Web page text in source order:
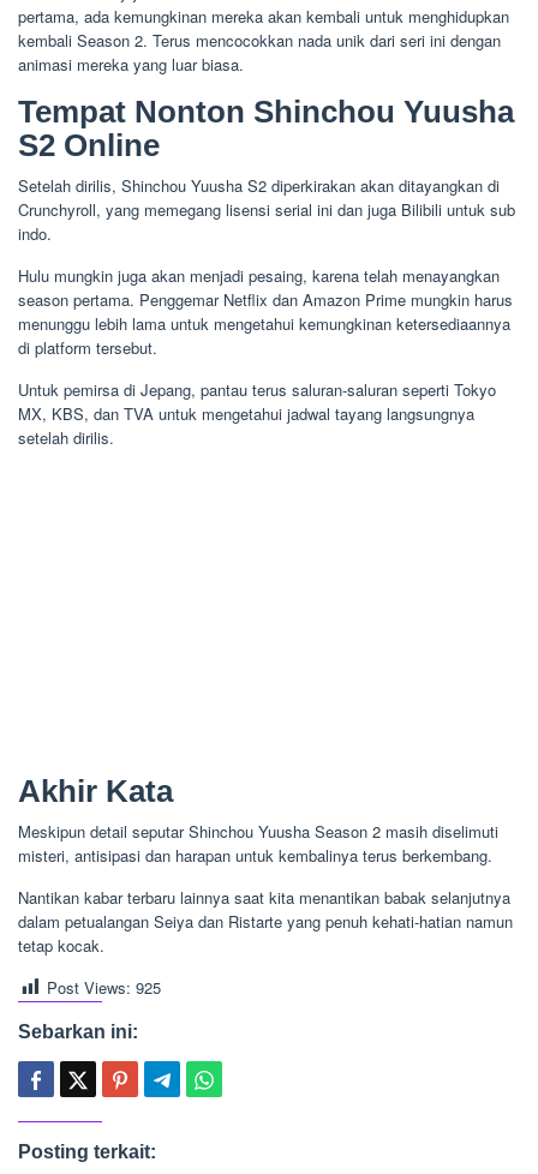
pertama, ada kemungkinan mereka akan kembali untuk menghidupkan
kembali Season 2. Terus mencocokkan nada unik dari seri ini dengan
animasi mereka yang luar biasa.
Tempat Nonton Shinchou Yuusha
S2 Online
Setelah dirilis, Shinchou Yuusha S2 diperkirakan akan ditayangkan di
Crunchyroll, yang memegang lisensi serial ini dan juga Bilibili untuk sub
indo.
Hulu mungkin juga akan menjadi pesaing, karena telah menayangkan
season pertama. Penggemar Netflix dan Amazon Prime mungkin harus
menunggu lebih lama untuk mengetahui kemungkinan ketersediaannya
di platform tersebut.
Untuk pemirsa di Jepang, pantau terus saluran-saluran seperti Tokyo
MX, KBS, dan TVA untuk mengetahui jadwal tayang langsungnya
setelah dirilis.
Akhir Kata
Meskipun detail seputar Shinchou Yuusha Season 2 masih diselimuti
misteri, antisipasi dan harapan untuk kembalinya terus berkembang.
Nantikan kabar terbaru lainnya saat kita menantikan babak selanjutnya
dalam petualangan Seiya dan Ristarte yang penuh kehati-hatian namun
tetap kocak.
Post Views: 925
Sebarkan ini:
Posting terkait: